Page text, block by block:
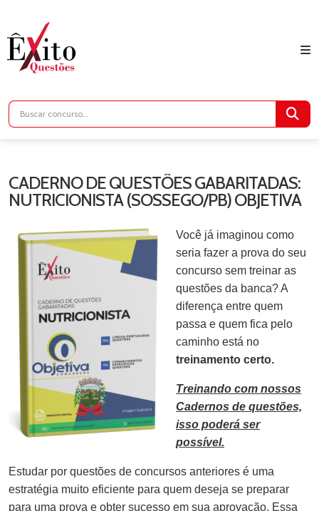
CADERNO DE QUESTÕES GABARITADAS:
NUTRICIONISTA (SOSSEGO/PB) OBJETIVA
Você já imaginou como
seria fazer a prova do seu
concurso sem treinar as
questões da banca? A
diferença entre quem
passa e quem fica pelo
caminho está no
treinamento certo.
Treinando com nossos
Cadernos de questões,
isso poderá ser
possível.
Estudar por questões de concursos anteriores é uma
estratégia muito eficiente para quem deseja se preparar
para uma prova e obter sucesso em sua aprovação. Essa